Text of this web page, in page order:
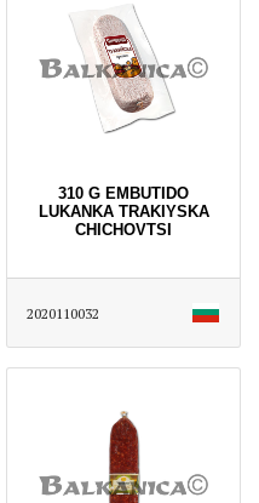
310 G EMBUTIDO
LUKANKA TRAKIYSKA
CHICHOVTSI
2020110032